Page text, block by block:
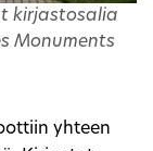
kirjastosalia
Monuments
yhteen